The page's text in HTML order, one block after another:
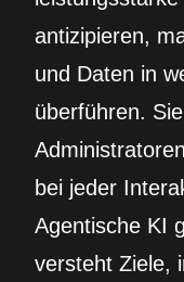
antizipieren,
und Daten in
überführen.
bei jeder
Agentische KI
versteht Ziele,